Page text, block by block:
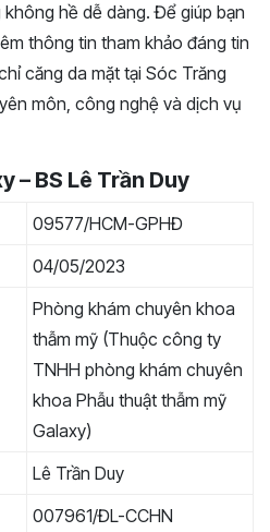
hề dễ dàng. Để giúp bạn
thông tin tham khảo đáng tin
căng da mặt tại Sóc Trăng
môn, công nghệ và dịch vụ
– BS Lê Trần Duy
09577/HCM-GPHĐ
04/05/2023
Phòng khám chuyên khoa
thẫm mỹ (Thuộc công ty
TNHH phòng khám chuyên
khoa Phẫu thuật thẫm mỹ
Galaxy)
Lê Trần Duy
007961/ĐL-CCHN